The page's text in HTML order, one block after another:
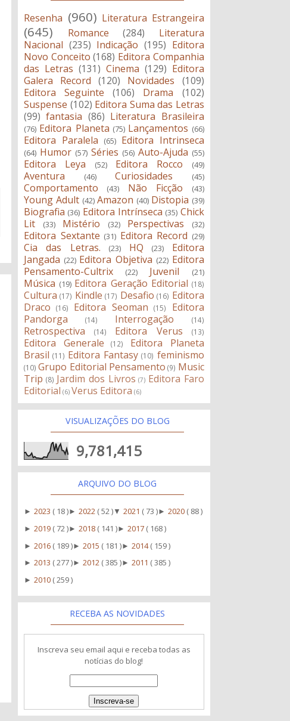
Resenha (960) Literatura Estrangeira
(645) Romance (284)
Literatura
Nacional (235) Indicação (195) Editora
Novo Conceito (168) Editora Companhia
das Letras (131) Cinema (129) Editora
Galera Record
(120) Novidades
(109)
Editora Seguinte
(106) Drama
(102)
Suspense (102) Editora Suma das Letras
(99) fantasia (86) Literatura Brasileira
(76) Editora Planeta (75) Lançamentos (66)
Editora Paralela (65) Editora Intrinseca
(64) Humor (57) Séries (56) Auto-Ajuda (55)
Editora Leya (52) Editora Rocco (49)
Aventura (46) Curiosidades (45)
Comportamento (43) Não Ficção (43)
Young Adult (42) Amazon (40) Distopia (39)
Biografia (36) Editora Intrínseca (35) Chick
Lit
(33) Mistério (32) Perspectivas (32)
Editora Sextante (31) Editora Record (29)
Cia das Letras. (23) HQ (23)
Editora
Jangada (22) Editora Objetiva (22) Editora
Pensamento-Cultrix
(22) Juvenil (21)
Música (19) Editora Geração Editorial (18)
Cultura (17) Kindle (17) Desafio (16) Editora
Draco
(16) Editora Seoman (15)
Editora
Pandorga
(14) Interrogação (14)
Retrospectiva (14) Editora Verus (13)
Editora Generale (12)
Editora Planeta
Brasil (11) Editora Fantasy (10) feminismo
(10) Grupo Editorial Pensamento (9) Music
Trip (8) Jardim dos Livros (7) Editora Faro
Editorial (6) Verus Editora (6)
VISUALIZAÇÕES DO BLOG
9,781,415
ARQUIVO DO BLOG
►2023 ( 18 )►2022 ( 52 ) ▼2021 ( 73 )►2020 ( 88 )
►2019 ( 72 )►2018 ( 141 )►2017 ( 168 )
►2016 ( 189 )►2015 ( 181 )►2014( 159 )
►2013 ( 277 )►2012 ( 385 )►2011 ( 385 )
►2010 ( 259 )
RECEBA AS NOVIDADES
Inscreva seu email aqui e receba todas as
notícias do blog!